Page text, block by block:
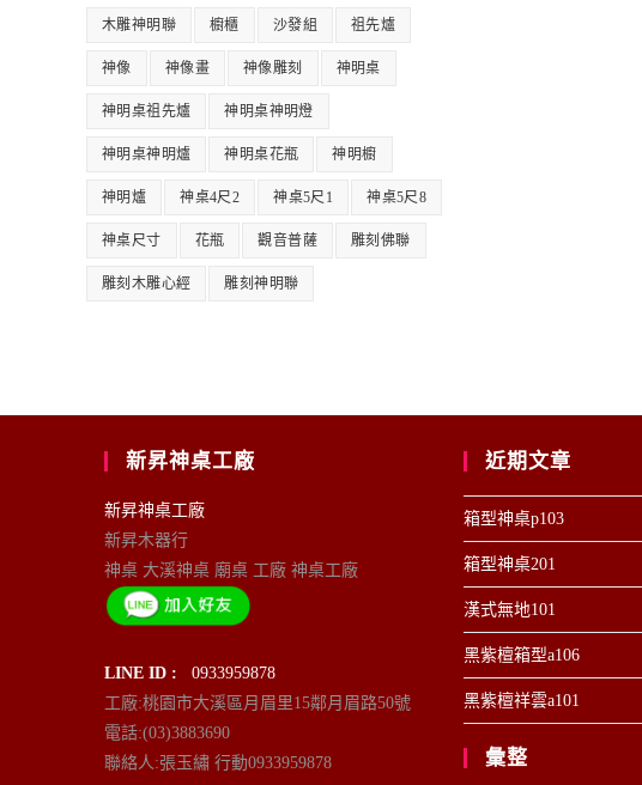
木雕神明聯 櫥櫃 沙發組 祖先爐
神像 神像畫 神像雕刻 神明桌
神明桌祖先爐 神明桌神明燈
神明桌神明爐 神明桌花瓶 神明櫥
神明爐 神桌4尺2 神桌5尺1 神桌5尺8
神桌尺寸 花瓶 觀音普薩 雕刻佛聯
雕刻木雕心經 雕刻神明聯
新昇神桌工廠
新昇神桌工廠
新昇木器行
神桌 大溪神桌 廟桌 工廠 神桌工廠
LINE ID :
0933959878
工廠:桃園市大溪區月眉里15鄰月眉路50號
電話:(03)3883690
聯絡人:張玉繡 行動0933959878
近期文章
箱型神桌p103
箱型神桌201
漢式無地101
黑紫檀箱型a106
黑紫檀祥雲a101
彙整